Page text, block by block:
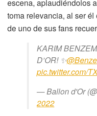
escena, aplaudiéndolos
toma relevancia, al ser
de uno de sus fans
KARIM
D’OR! ✨
pic.twitter.com/
— Ballon d'Or
2022